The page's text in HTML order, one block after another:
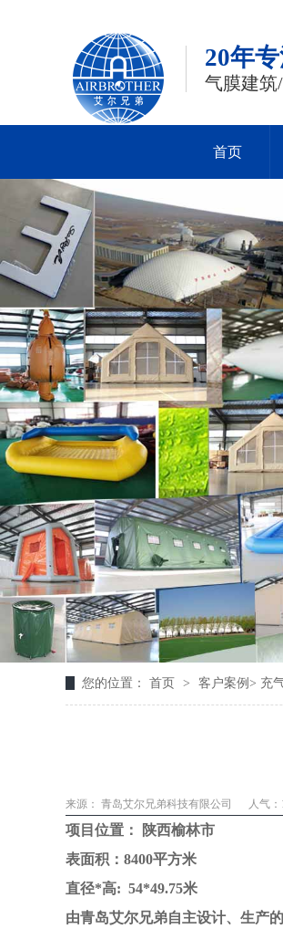
20年
气膜建筑
首页
您的位置： 首页 > 客户案例 > 充
来源： 青岛艾尔兄弟科技有限公司 人气：
项目位置： 陕西榆林市
表面积：8400平方米
直径*高: 54*49.75米
由青岛艾尔兄弟自主设计、生产